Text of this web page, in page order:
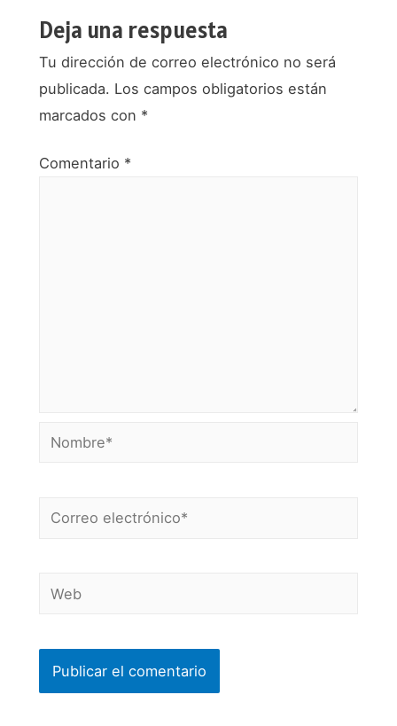
Deja una respuesta
Tu dirección de correo electrónico no será
publicada. Los campos obligatorios están
marcados con *
Comentario *
Nombre*
Correo
Web